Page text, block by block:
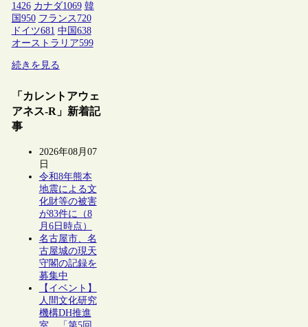
1426 カナダ1069 韓
国 950 フランス 720
ドイツ681 中国 638
オーストラリア599
続きを見る
「カレントアウェ
アネス-R」新着記
事
2026年08月07
日
令和8年熊本
地震による文
化財等の被害
が83件に（8
月6日時点）
名古屋市、名
古屋城の現天
守閣の記録を
募集中
【イベント】
人間文化研究
機構DH推進